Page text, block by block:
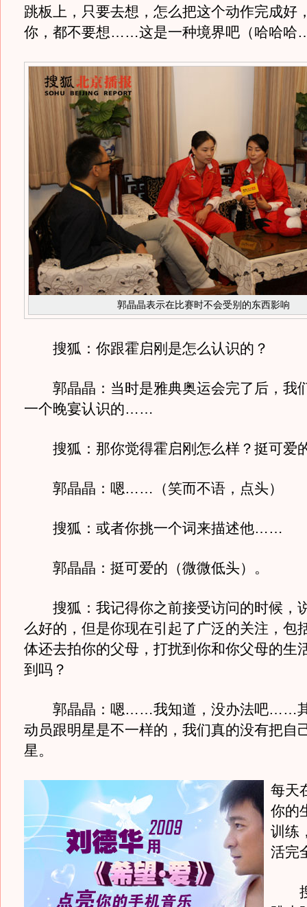
跳板上，只要去想，怎么把这个动作完成好
你，都不要想……这是一种境界吧（哈哈
郭晶晶表示在比赛时不会受别的东西影响
搜狐：你跟霍启刚是怎么认识的？
郭晶晶：当时是雅典奥运会完了后，我
一个晚宴认识的……
搜狐：那你觉得霍启刚怎么样？挺可爱
郭晶晶：嗯……（笑而不语，点头）
搜狐：或者你挑一个词来描述他……
郭晶晶：挺可爱的（微微低头）。
搜狐：我记得你之前接受访问的时候，
么好的，但是你现在引起了广泛的关注，包
体还去拍你的父母，打扰到你和你父母的生
到吗？
郭晶晶：嗯……我知道，没办法吧……其
动员跟明星是不一样的，我们真的没有把自
星。
每天
你的
训练
活完
搜